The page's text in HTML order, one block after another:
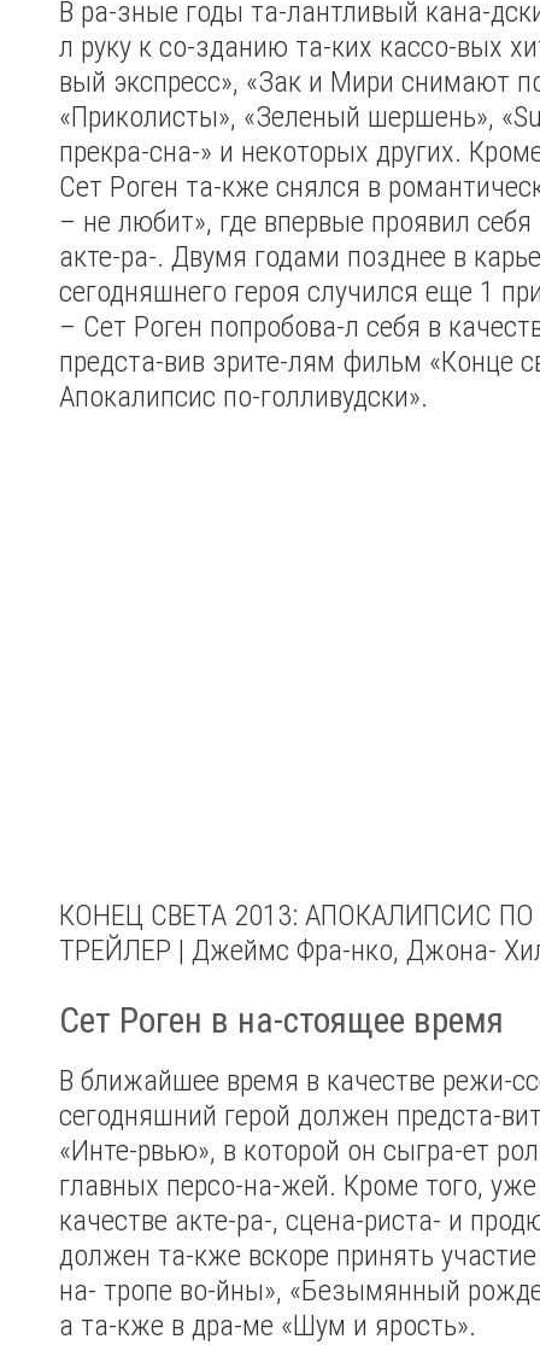
В ра-зные годы та-лантливый кана-
л руку к со-зданию та-ких кассо-вых
вый экспресс», «Зак и Мири снимают
«Приколисты», «Зеленый шершень»,
прекра-сна-» и некоторых других.
Сет Роген та-кже снялся в
– не любит», где впервые проявил себя
акте-ра-. Двумя годами позднее в
сегодняшнего героя случился еще 1
– Сет Роген попробова-л себя в
предста-вив зрите-лям фильм «Конце
Апокалипсис по-голливудски».
КОНЕЦ СВЕТА 2013: АПОКАЛИПСИС
ТРЕЙЛЕР | Джеймс Фра-нко, Джона-
Сет Роген в на-стоящее время
В ближайшее время в качестве режи-
сегодняшний герой должен предста-
«Инте-рвью», в которой он сыгра-ет
главных персо-на-жей. Кроме того,
качестве акте-ра-, сцена-риста- и
должен та-кже вскоре принять
на- тропе во-йны», «Безымянный
а та-кже в дра-ме «Шум и ярость».